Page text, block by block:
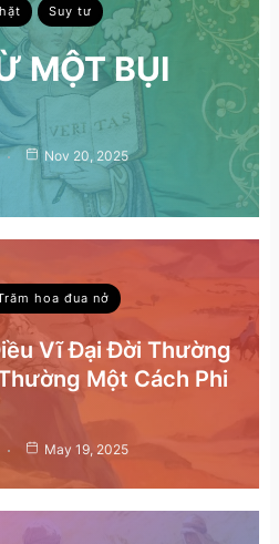
Suy tư
MỘT BỤI
Nov 20, 2025
hoa đua nở
Vĩ Đại Đời Thường
Một Cách Phi
May 19, 2025